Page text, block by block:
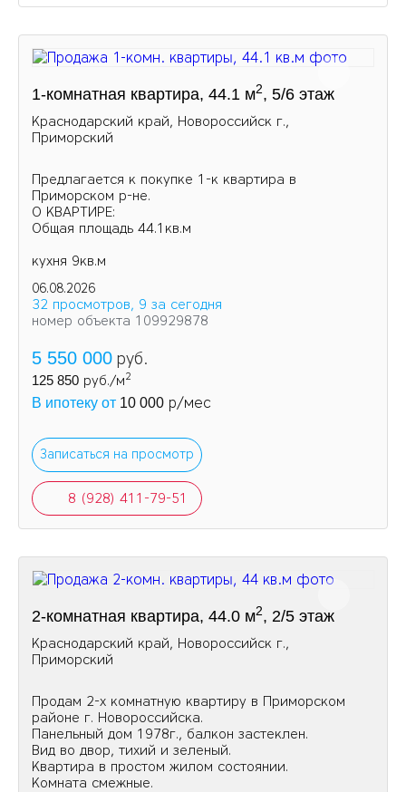
1-комнатная квартира, 44.1 м2, 5/6 этаж
Краснодарский край, Новороссийск г.,
Приморский
Предлагается к покупке 1-к квартира в
Приморском р-не.
О КВАРТИРЕ:
Общая площадь 44.1кв.м
кухня 9кв.м
06.08.2026
32 просмотров, 9 за сегодня
номер объекта 109929878
5 550 000 руб.
125 850 руб./м2
В ипотеку от 10 000 р/мес
Записаться на просмотр
8 (928) 411-79-51
2-комнатная квартира, 44.0 м2, 2/5 этаж
Краснодарский край, Новороссийск г.,
Приморский
Продам 2-х комнатную квартиру в Приморском
районе г. Новороссийска.
Панельный дом 1978г., балкон застеклен.
Вид во двор, тихий и зеленый.
Квартира в простом жилом состоянии.
Комната смежные.